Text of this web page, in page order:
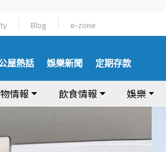
Blog e-zone
屋熱話 娛樂新聞 定期存款
情報 飲食情報 娛樂